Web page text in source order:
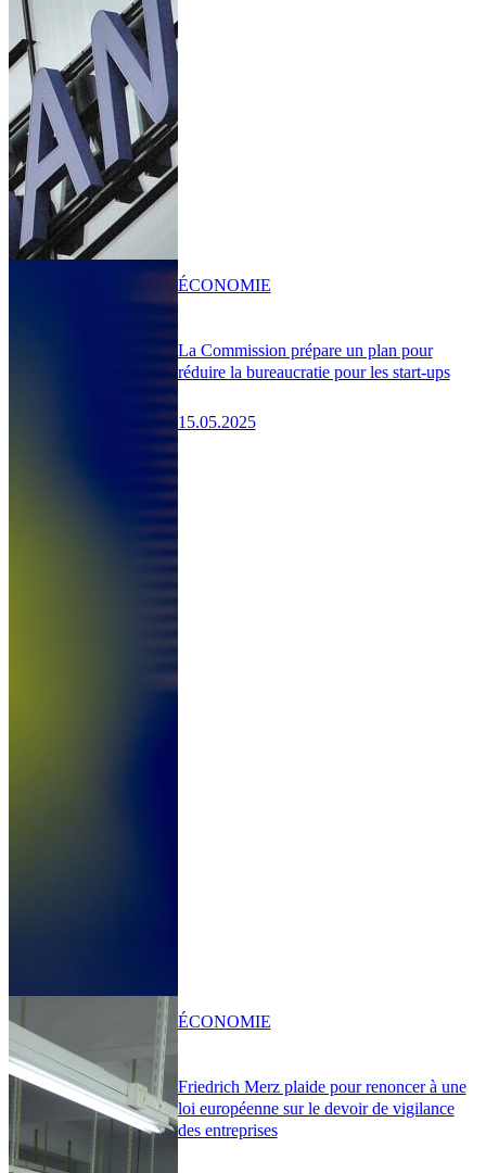
La Commission prépare un plan pour
réduire la bureaucratie pour les start-ups
15.05.2025
ÉCONOMIE
Friedrich Merz plaide pour renoncer à une
loi européenne sur le devoir de vigilance
des entreprises
ÉCONOMIE